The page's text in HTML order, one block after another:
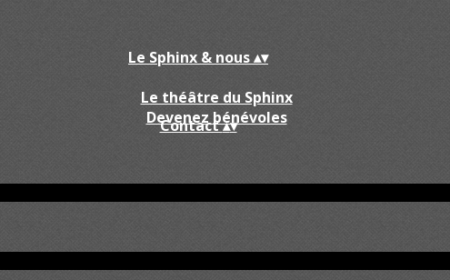
Le Sphinx & nous▴▾
Le théâtre du Sphinx
Devenez bénévoles
Contact▴▾